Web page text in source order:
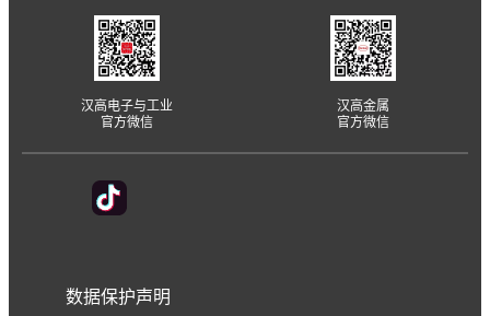
汉高电子与工业
官方微信
汉高金属
官方微信
数据保护声明